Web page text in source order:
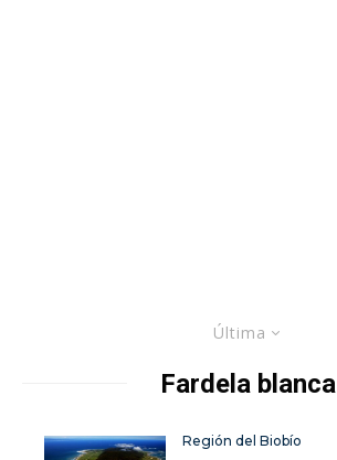
Última
Fardela blanca
Región del Biobío